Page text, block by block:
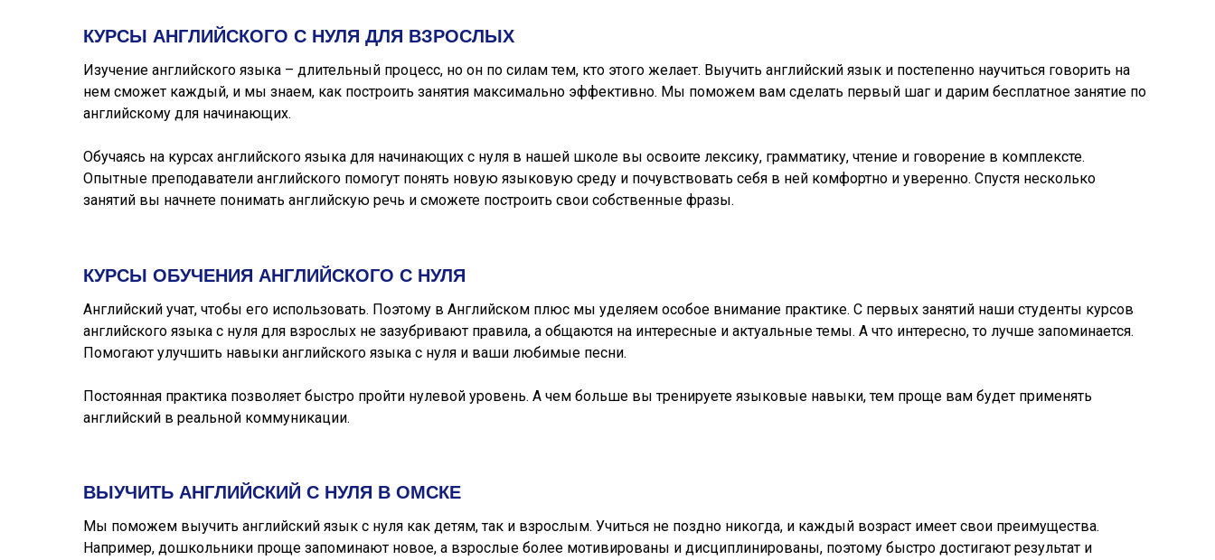
КУРСЫ АНГЛИЙСКОГО С НУЛЯ ДЛЯ ВЗРОСЛЫХ
Изучение английского языка – длительный процесс, но он по силам тем, кто этого желает. Выучить английский язык и постепенно научиться говорить на
нем сможет каждый, и мы знаем, как построить занятия максимально эффективно. Мы поможем вам сделать первый шаг и дарим бесплатное занятие по
английскому для начинающих.
Обучаясь на курсах английского языка для начинающих с нуля в нашей школе вы освоите лексику, грамматику, чтение и говорение в комплексте.
Опытные преподаватели английского помогут понять новую языковую среду и почувствовать себя в ней комфортно и уверенно. Спустя несколько
занятий вы начнете понимать английскую речь и сможете построить свои собственные фразы.
КУРСЫ ОБУЧЕНИЯ АНГЛИЙСКОГО С НУЛЯ
Английский учат, чтобы его использовать. Поэтому в Английском плюс мы уделяем особое внимание практике. С первых занятий наши студенты курсов
английского языка с нуля для взрослых не зазубривают правила, а общаются на интересные и актуальные темы. А что интересно, то лучше запоминается.
Помогают улучшить навыки английского языка с нуля и ваши любимые песни.
Постоянная практика позволяет быстро пройти нулевой уровень. А чем больше вы тренируете языковые навыки, тем проще вам будет применять
английский в реальной коммуникации.
ВЫУЧИТЬ АНГЛИЙСКИЙ С НУЛЯ В ОМСКЕ
Мы поможем выучить английский язык с нуля как детям, так и взрослым. Учиться не поздно никогда, и каждый возраст имеет свои преимущества.
Например, дошкольники проще запоминают новое, а взрослые более мотивированы и дисциплинированы, поэтому быстро достигают результат и